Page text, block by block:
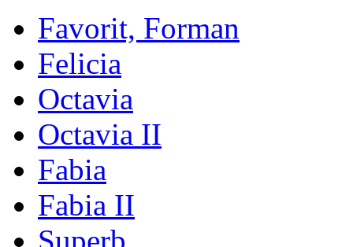
Favorit, Forman
Felicia
Octavia
Octavia II
Fabia
Fabia II